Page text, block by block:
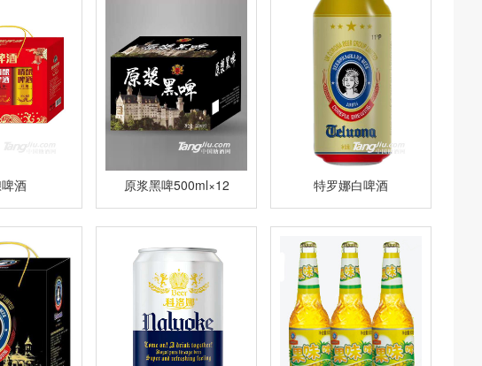
酒 原浆黑啤500ml×12 特罗娜白啤酒